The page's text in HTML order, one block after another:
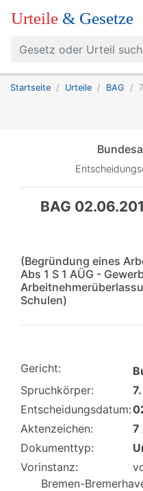
Urteile & Gesetze
Startseite Urteile BAG
BAG
(Begründung eines
Abs 1 S 1 AÜG -
Schulen)
Gericht:
Spruchkörper:
Entscheidungsdatum:
Aktenzeichen:
7
Dokumenttyp:
Vorinstanz:
Bremen-